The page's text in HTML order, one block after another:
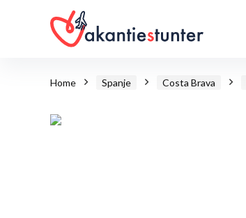
Home Spanje Costa Brava